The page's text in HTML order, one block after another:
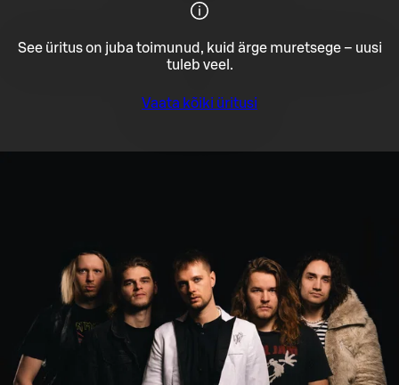
See üritus on juba toimunud, kuid ärge muretsege – uusi
tuleb veel.
Vaata kõiki üritusi